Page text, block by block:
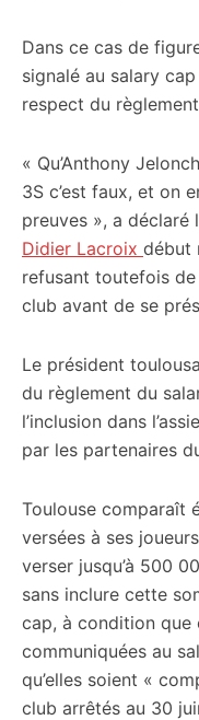
Dans ce cas de
signalé au salary
respect du
« Qu’Anthony
3S c’est faux, et on
preuves », a déclaré
Didier Lacroix début
refusant toutefois
club avant de se
Le président
du règlement du
l’inclusion dans
par les partenaires
Toulouse comparaît
versées à ses
verser jusqu’à 500
sans inclure cette
cap, à condition que
communiquées au
qu’elles soient «
club arrêtés au 30